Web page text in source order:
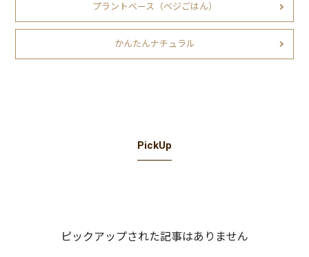
プラントベース（ベジごはん）
かんたんナチュラル
PickUp
ピックアップされた記事はありません